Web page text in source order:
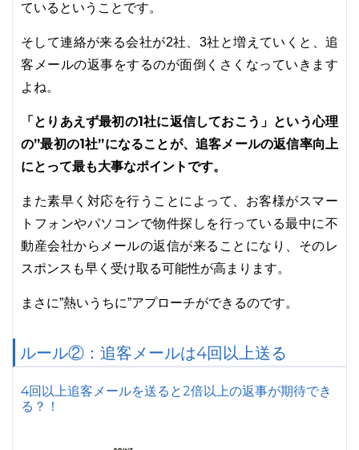
ているということです。
そして連絡が来る会社が2社、3社と増えていくと、追
客メールの返事をするのが面倒くさくなっていきます
よね。
「とりあえず最初の1社に返信しておこう」という心理
の”最初の1社”になることが、追客メールの返信率向上
にとって最も大事なポイントです。
また素早く対応を行うことによって、お客様がスマー
トフォンやパソコンで物件探しを行っている最中に不
動産会社からメールの返信が来ることになり、そのレ
スポンスも早く受け取る可能性が高まります。
まさに”熱いうちに”アプローチができるのです。
ルール②：追客メールは4回以上送る
4回以上追客メールを送ると2倍以上の返事が期待でき
る？！